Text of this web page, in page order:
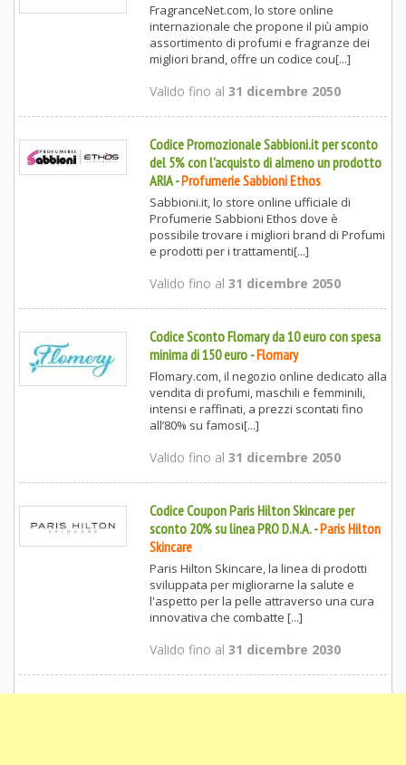
FragranceNet.com, lo store online
internazionale che propone il più ampio
assortimento di profumi e fragranze dei
migliori brand, offre un codice cou[...]
Valido fino al 31 dicembre 2050
Codice Promozionale Sabbioni.it per sconto
del 5% con l'acquisto di almeno un prodotto
ARIA-Profumerie Sabbioni Ethos
Sabbioni.it, lo store online ufficiale di
Profumerie Sabbioni Ethos dove è
possibile trovare i migliori brand di Profumi
e prodotti per i trattamenti[...]
Valido fino al 31 dicembre 2050
Codice Sconto Flomary da 10 euro con spesa
minima di 150 euro-Flomary
Flomary.com, il negozio online dedicato alla
vendita di profumi, maschili e femminili,
intensi e raffinati, a prezzi scontati fino
all’80% su famosi[...]
Valido fino al 31 dicembre 2050
Codice Coupon Paris Hilton Skincare per
sconto 20% su linea PRO D.N.A.-Paris Hilton
Skincare
Paris Hilton Skincare, la linea di prodotti
sviluppata per migliorarne la salute e
l'aspetto per la pelle attraverso una cura
innovativa che combatte [...]
Valido fino al 31 dicembre 2030